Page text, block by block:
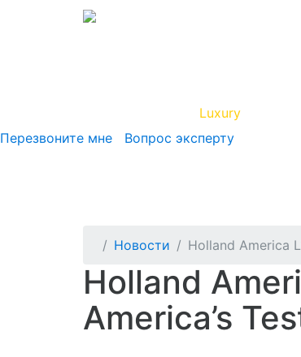
Luxury
Перезвоните мне
Вопрос эксперту
Новости Holland America
Holland
America’s